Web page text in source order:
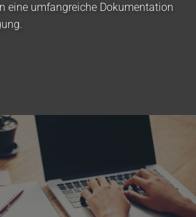
eine umfangreiche Dokumentation